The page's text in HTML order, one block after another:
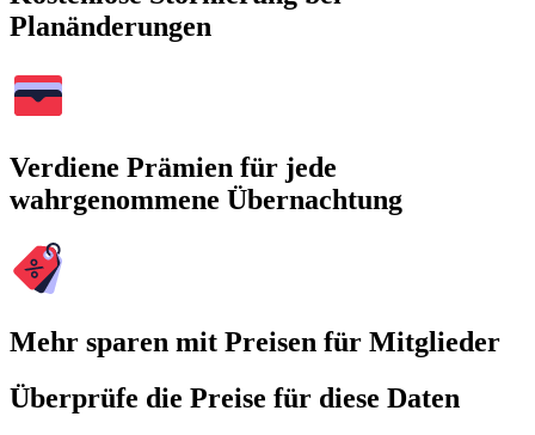
Planänderungen
Verdiene Prämien für jede
wahrgenommene Übernachtung
Mehr sparen mit Preisen für Mitglieder
Überprüfe die Preise für diese Daten